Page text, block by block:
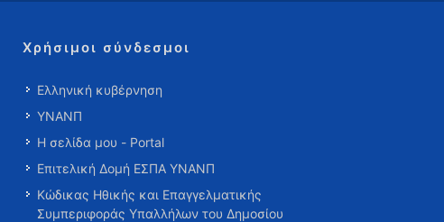
Χρήσιμοι σύνδεσμοι
Ελληνική κυβέρνηση
ΥΝΑΝΠ
Η σελίδα μου - Portal
Επιτελική Δομή ΕΣΠΑ ΥΝΑΝΠ
Κώδικας Ηθικής και Επαγγελματικής
Συμπεριφοράς Υπαλλήλων του Δημοσίου